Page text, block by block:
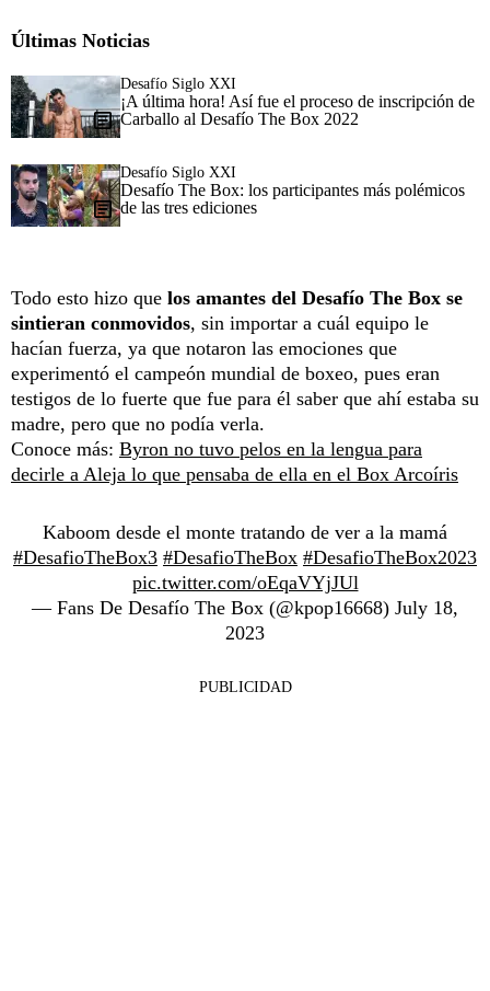
Últimas Noticias
Desafío Siglo XXI
¡A última hora! Así fue el proceso de inscripción de
Carballo al Desafío The Box 2022
Desafío Siglo XXI
Desafío The Box: los participantes más polémicos
de las tres ediciones
Todo esto hizo que los amantes del Desafío The Box se
sintieran conmovidos, sin importar a cuál equipo le
hacían fuerza, ya que notaron las emociones que
experimentó el campeón mundial de boxeo, pues eran
testigos de lo fuerte que fue para él saber que ahí estaba su
madre, pero que no podía verla.
Conoce más: Byron no tuvo pelos en la lengua para
decirle a Aleja lo que pensaba de ella en el Box Arcoíris
Kaboom desde el monte tratando de ver a la mamá
#DesafioTheBox3 #DesafioTheBox #DesafioTheBox2023
pic.twitter.com/oEqaVYjJUl
— Fans De Desafío The Box (@kpop16668) July 18,
2023
PUBLICIDAD